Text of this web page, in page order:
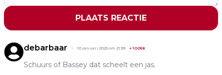
PLAATS REACTIE
debarbaar 10 januari 2023 om 21:39 +10058
Schuurs of Bassey dat scheelt een jas.